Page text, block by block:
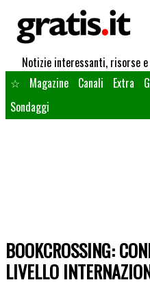
Notizie interessanti, risorse
☆
Magazine Canali Extra
Sondaggi
BOOKCROSSING:
LIVELLO